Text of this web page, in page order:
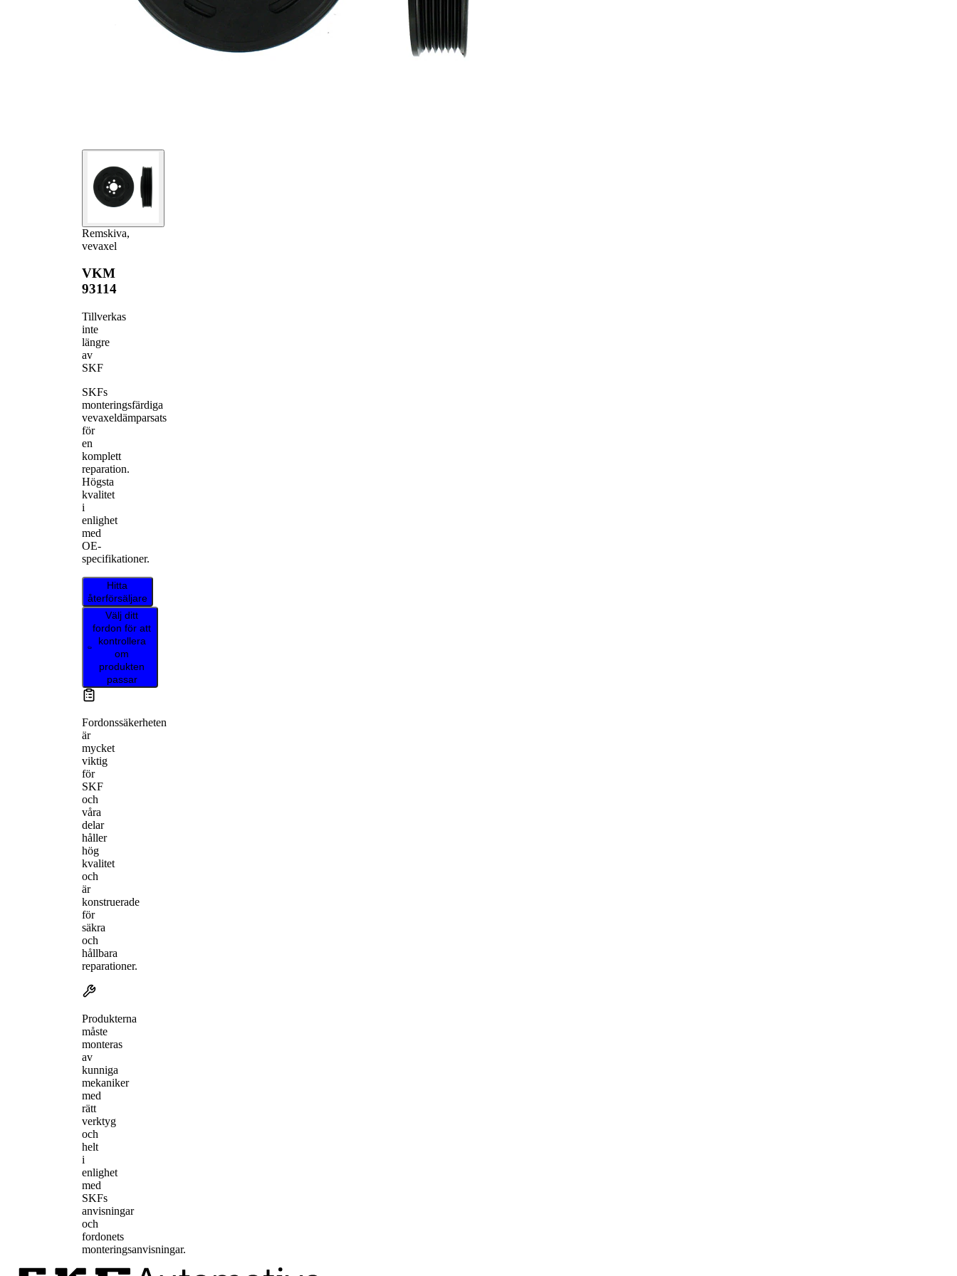
Remskiva,
vevaxel
VKM
93114
Tillverkas
inte
längre
av
SKF
SKFs
monteringsfärdiga
vevaxeldämparsats
för
en
komplett
reparation.
Högsta
kvalitet
i
enlighet
med
OE-
specifikationer.
Hitta
återförsäljare
Välj ditt
fordon för att
kontrollera
om
produkten
passar
Fordonssäkerheten
är
mycket
viktig
för
SKF
och
våra
delar
håller
hög
kvalitet
och
är
konstruerade
för
säkra
och
hållbara
reparationer.
Produkterna
måste
monteras
av
kunniga
mekaniker
med
rätt
verktyg
och
helt
i
enlighet
med
SKFs
anvisningar
och
fordonets
monteringsanvisningar.